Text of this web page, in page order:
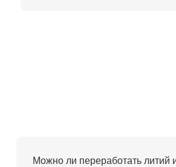
Можно ли переработать литий